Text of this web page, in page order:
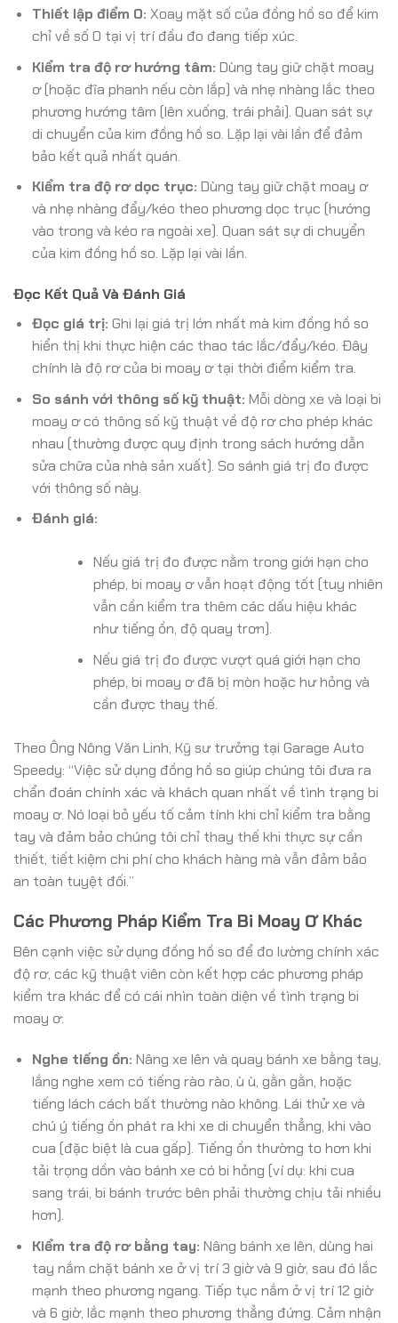
Thiết lập điểm 0: Xoay mặt số của đồng hồ so để kim
chỉ về số 0 tại vị trí đầu đo đang tiếp xúc.
Kiểm tra độ rơ hướng tâm: Dùng tay giữ chặt moay
ơ (hoặc đĩa phanh nếu còn lắp) và nhẹ nhàng lắc theo
phương hướng tâm (lên xuống, trái phải). Quan sát sự
di chuyển của kim đồng hồ so. Lặp lại vài lần để đảm
bảo kết quả nhất quán.
Kiểm tra độ rơ dọc trục: Dùng tay giữ chặt moay ơ
và nhẹ nhàng đẩy/kéo theo phương dọc trục (hướng
vào trong và kéo ra ngoài xe). Quan sát sự di chuyển
của kim đồng hồ so. Lặp lại vài lần.
Đọc Kết Quả Và Đánh Giá
Đọc giá trị: Ghi lại giá trị lớn nhất mà kim đồng hồ so
hiển thị khi thực hiện các thao tác lắc/đẩy/kéo. Đây
chính là độ rơ của bi moay ơ tại thời điểm kiểm tra.
So sánh với thông số kỹ thuật: Mỗi dòng xe và loại bi
moay ơ có thông số kỹ thuật về độ rơ cho phép khác
nhau (thường được quy định trong sách hướng dẫn
sửa chữa của nhà sản xuất). So sánh giá trị đo được
với thông số này.
Đánh giá:
Nếu giá trị đo được nằm trong giới hạn cho
phép, bi moay ơ vẫn hoạt động tốt (tuy nhiên
vẫn cần kiểm tra thêm các dấu hiệu khác
như tiếng ồn, độ quay trơn).
Nếu giá trị đo được vượt quá giới hạn cho
phép, bi moay ơ đã bị mòn hoặc hư hỏng và
cần được thay thế.
Theo Ông Nông Văn Linh, Kỹ sư trưởng tại Garage Auto
Speedy: “Việc sử dụng đồng hồ so giúp chúng tôi đưa ra
chẩn đoán chính xác và khách quan nhất về tình trạng bi
moay ơ. Nó loại bỏ yếu tố cảm tính khi chỉ kiểm tra bằng
tay và đảm bảo chúng tôi chỉ thay thế khi thực sự cần
thiết, tiết kiệm chi phí cho khách hàng mà vẫn đảm bảo
an toàn tuyệt đối.”
Các Phương Pháp Kiểm Tra Bi Moay Ơ Khác
Bên cạnh việc sử dụng đồng hồ so để đo lường chính xác
độ rơ, các kỹ thuật viên còn kết hợp các phương pháp
kiểm tra khác để có cái nhìn toàn diện về tình trạng bi
moay ơ:
Nghe tiếng ồn: Nâng xe lên và quay bánh xe bằng tay,
lắng nghe xem có tiếng rào rào, ù ù, gằn gằn, hoặc
tiếng lách cách bất thường nào không. Lái thử xe và
chú ý tiếng ồn phát ra khi xe di chuyển thẳng, khi vào
cua (đặc biệt là cua gấp). Tiếng ồn thường to hơn khi
tải trọng dồn vào bánh xe có bi hỏng (ví dụ: khi cua
sang trái, bi bánh trước bên phải thường chịu tải nhiều
hơn).
Kiểm tra độ rơ bằng tay: Nâng bánh xe lên, dùng hai
tay nắm chặt bánh xe ở vị trí 3 giờ và 9 giờ, sau đó lắc
mạnh theo phương ngang. Tiếp tục nắm ở vị trí 12 giờ
và 6 giờ, lắc mạnh theo phương thẳng đứng. Cảm nhận